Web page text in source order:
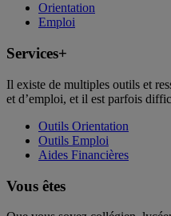
Orientation
Emploi
Services+
Il existe de multiples outils et
et d’emploi, et il est parfois
Outils Orientation
Outils Emploi
Aides Financières
Vous êtes